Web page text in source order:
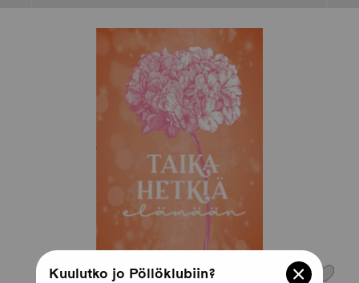
Kuulutko jo Pöllöklubiin?